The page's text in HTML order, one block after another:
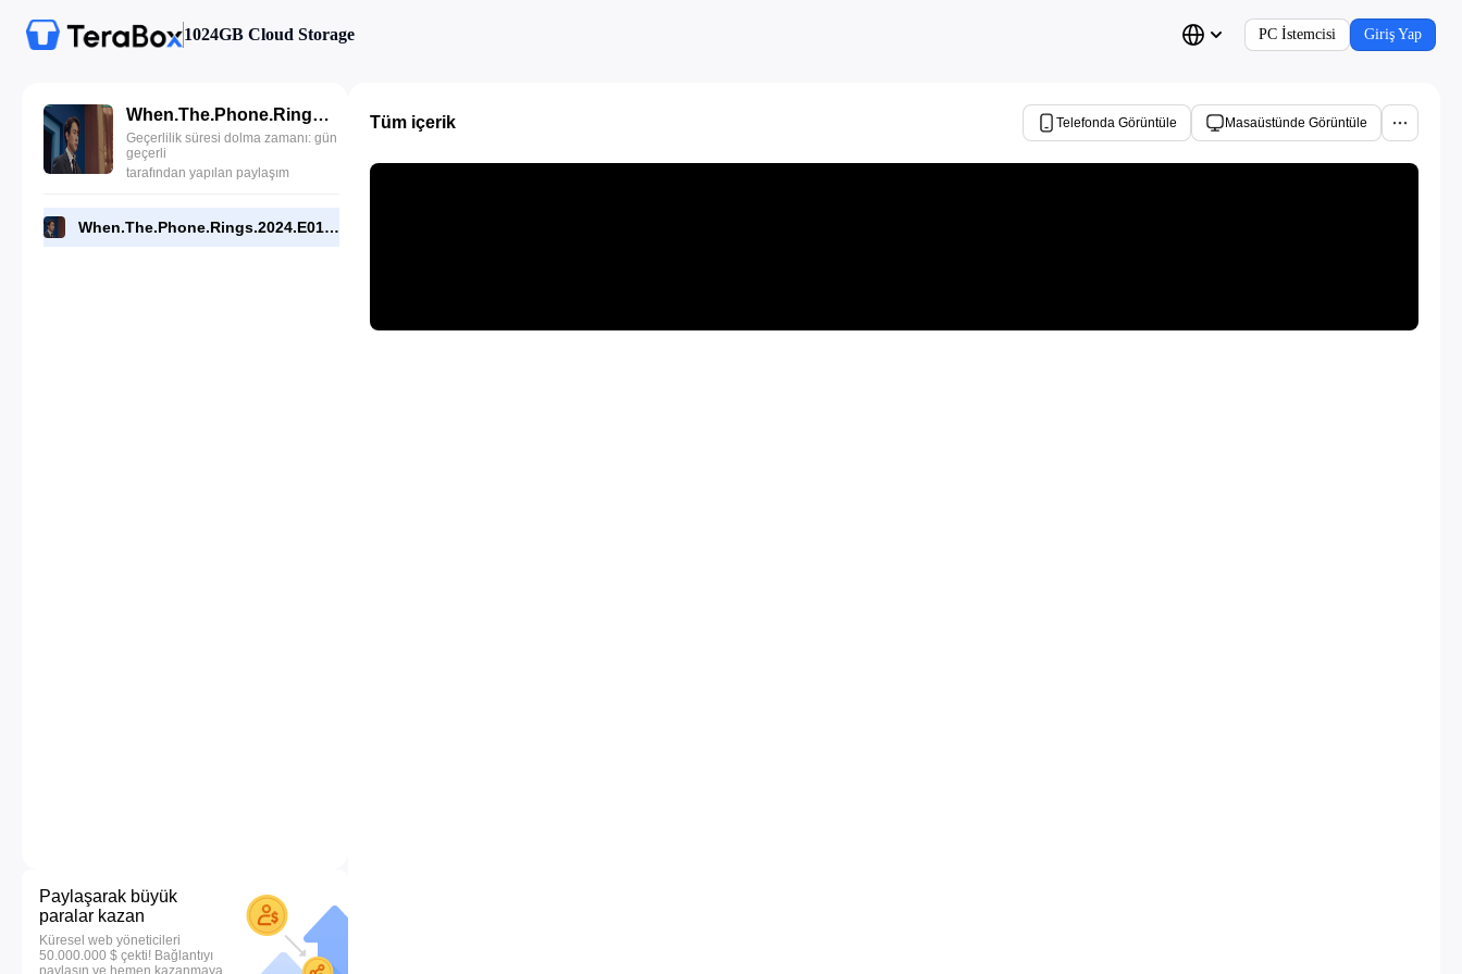
1024GB Cloud Storage PC İstemcisi Giriş Yap
When.The.Phone.Rings.2024.E01.720p.NF.WEB.[RMC].mp4
Geçerlilik süresi dolma zamanı: gün
geçerli
tarafından yapılan paylaşım
When.The.Phone.Rings.2024.E01.720p.NF.WEB.[RMC].mp4
Paylaşarak büyük
paralar kazan
Küresel web yöneticileri
50.000.000 $ çekti! Bağlantıyı
paylaşın ve hemen kazanmaya
Tüm içerik Telefonda Görüntüle Masaüstünde Görüntüle